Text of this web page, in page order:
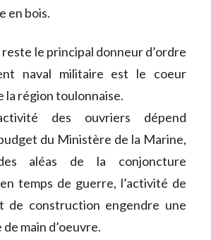
en bois.
le principal donneur d’ordre
naval militaire est le coeur
la région toulonnaise.
des ouvriers dépend
du Ministère de la Marine,
aléas de la conjoncture
temps de guerre, l’activité de
de construction engendre une
main d’oeuvre.